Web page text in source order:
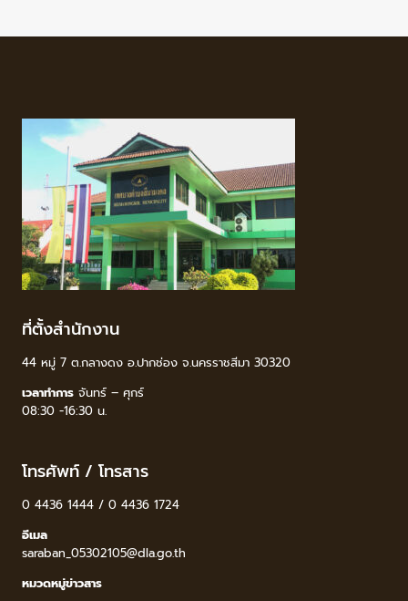
ที่ตั้งสำนักงาน
44 หมู่ 7 ต.กลางดง อ.ปากช่อง จ.นครราชสีมา 30320
เวลาทำการ จันทร์ – ศุกร์
08:30 -16:30 น.
โทรศัพท์ / โทรสาร
0 4436 1444 / 0 4436 1724
อีเมล
saraban_05302105@dla.go.th
หมวดหมู่ข่าวสาร